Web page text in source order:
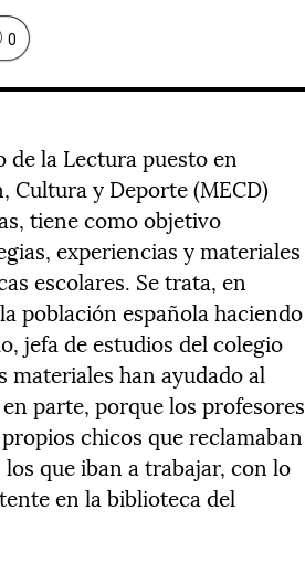
0
de la Lectura puesto en
Cultura y Deporte (MECD)
tiene como objetivo
experiencias y materiales
escolares. Se trata, en
población española haciendo
jefa de estudios del colegio
materiales han ayudado al
parte, porque los profesores
chicos que reclamaban
que iban a trabajar, con lo
en la biblioteca del